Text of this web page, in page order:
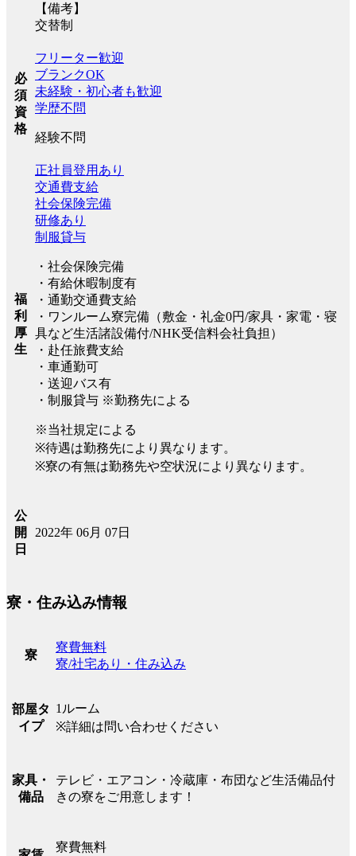
【備考】
交替制
必
須
資
格
フリーター歓迎
ブランクOK
未経験・初心者も歓迎
学歴不問
経験不問
福
利
厚
生
正社員登用あり
交通費支給
社会保険完備
研修あり
制服貸与
・社会保険完備
・有給休暇制度有
・通勤交通費支給
・ワンルーム寮完備（敷金・礼金0円/家具・家電・寝
具など生活諸設備付/NHK受信料会社負担）
・赴任旅費支給
・車通勤可
・送迎バス有
・制服貸与 ※勤務先による
※当社規定による
※待遇は勤務先により異なります。
※寮の有無は勤務先や空状況により異なります。
公
開
日
2022年 06月 07日
寮・住み込み情報
寮
寮費無料
寮/社宅あり・住み込み
部屋タ
イプ
1ルーム
※詳細は問い合わせください
家具・
備品
テレビ・エアコン・冷蔵庫・布団など生活備品付
きの寮をご用意します！
寮費無料